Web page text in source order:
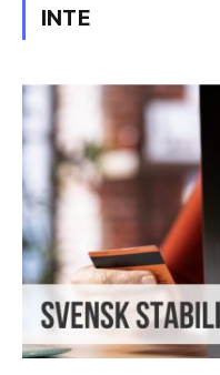
INTE